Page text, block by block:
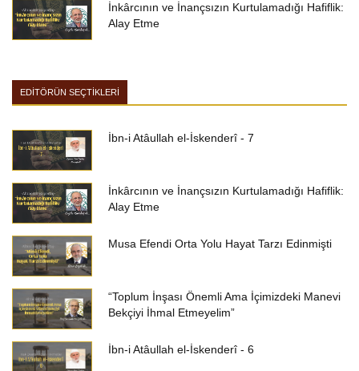
İnkârcının ve İnançsızın Kurtulamadığı Hafiflik:
Alay Etme
EDİTÖRÜN SEÇTİKLERİ
İbn-i Atâullah el-İskenderî - 7
İnkârcının ve İnançsızın Kurtulamadığı Hafiflik:
Alay Etme
Musa Efendi Orta Yolu Hayat Tarzı Edinmişti
“Toplum İnşası Önemli Ama İçimizdeki Manevi
Bekçiyi İhmal Etmeyelim”
İbn-i Atâullah el-İskenderî - 6